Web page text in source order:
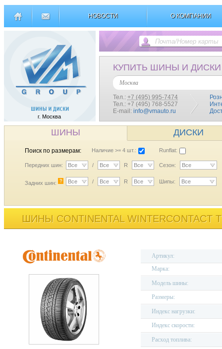
НОВОСТИ О КОМПАНИИ
г. Москва
КУПИТЬ ШИНЫ И ДИСКИ
Москва
Тел.: +7 (495) 995-7474
Тел.: +7 (495) 768-5527
E-mail: info@vmauto.ru
ШИНЫ ДИСКИ
Поиск по размерам: Наличие >= 4 шт.: Runflat:
Передних шин: Все / Все R Все Сезон: Все
Задних шин: ? Все / Все R Все Шипы: Все
ШИНЫ CONTINENTAL WINTERCONTACT
Артикул:
Марка:
Модель шины:
Размеры:
Индекс нагрузки:
Индекс скорости:
Расход топлива: